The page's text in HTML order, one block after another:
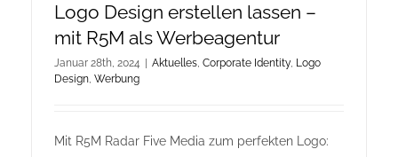
Impressum
Logo Design erstellen lassen –
mit R5M als Werbeagentur
Januar 28th, 2024 Aktuelles, Corporate Identity, Logo
Design, Werbung
Mit R5M Radar Five Media zum perfekten Logo: